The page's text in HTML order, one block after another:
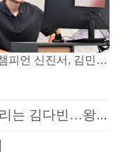
디펜딩챔피언 신진서, 김민석 꺾고 8강으로
22전 전승 임상규·대회2연패 노리는 김다빈…왕중왕전 16강 7일부터